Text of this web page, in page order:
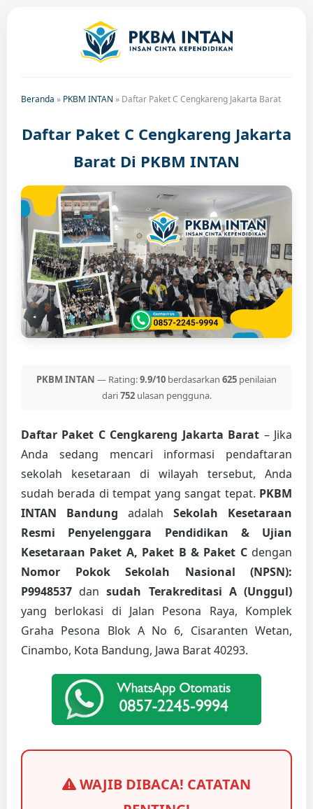
Beranda » PKBM INTAN » Daftar Paket C Cengkareng Jakarta Barat
Daftar Paket C Cengkareng Jakarta
Barat Di PKBM INTAN
PKBM INTAN — Rating:9.9/10 berdasarkan 625 penilaian
dari752ulasan pengguna.
Daftar Paket C Cengkareng Jakarta Barat – Jika
Anda sedang mencari informasi pendaftaran
sekolah kesetaraan di wilayah tersebut, Anda
sudah berada di tempat yang sangat tepat. PKBM
INTAN Bandung adalah Sekolah Kesetaraan
Resmi Penyelenggara Pendidikan & Ujian
Kesetaraan Paket A, Paket B & Paket Cdengan
Nomor Pokok Sekolah Nasional (NPSN):
P9948537 dansudah Terakreditasi A (Unggul)
yang berlokasi di Jalan Pesona Raya, Komplek
Graha Pesona Blok A No 6, Cisaranten Wetan,
Cinambo, Kota Bandung, Jawa Barat 40293.
WAJIB DIBACA! CATATAN